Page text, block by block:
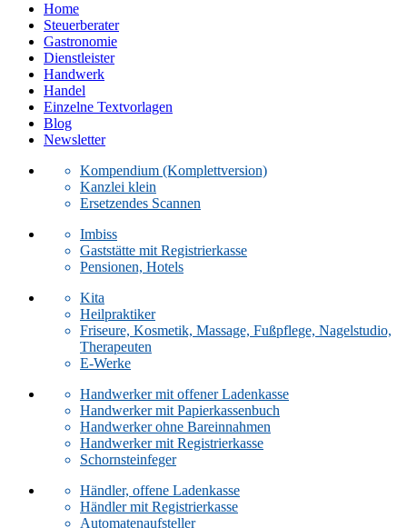
Home
Steuerberater
Gastronomie
Dienstleister
Handwerk
Handel
Einzelne Textvorlagen
Blog
Newsletter
Kompendium (Komplettversion)
Kanzlei klein
Ersetzendes Scannen
Imbiss
Gaststätte mit Registrierkasse
Pensionen, Hotels
Kita
Heilpraktiker
Friseure, Kosmetik, Massage, Fußpflege, Nagelstudio,
Therapeuten
E-Werke
Handwerker mit offener Ladenkasse
Handwerker mit Papierkassenbuch
Handwerker ohne Bareinnahmen
Handwerker mit Registrierkasse
Schornsteinfeger
Händler, offene Ladenkasse
Händler mit Registrierkasse
Automatenaufsteller